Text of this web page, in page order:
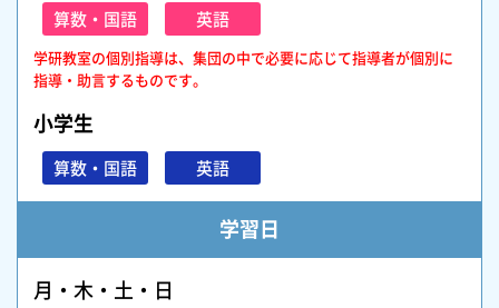
算数・国語 英語
学研教室の個別指導は、集団の中で必要に応じて指導者が個別に
指導・助言するものです。
小学生
算数・国語 英語
学習日
月・木・土・日